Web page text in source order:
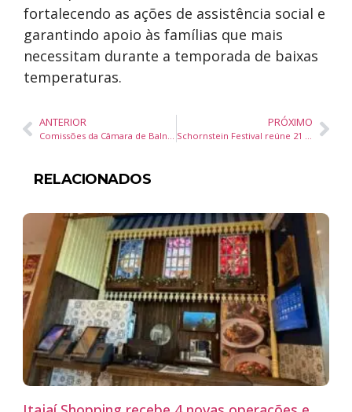
fortalecendo as ações de assistência social e
garantindo apoio às famílias que mais
necessitam durante a temporada de baixas
temperaturas.
ANTERIOR
Comissões da Câmara de Balneário Camboriú aprovam pareceres favoráveis para sete projetos de lei
PRÓXIMO
Schornstein Festival reúne 21 atrações musicais e celebra 20 anos da cervejaria em Pomerode com entrada gratuita
RELACIONADOS